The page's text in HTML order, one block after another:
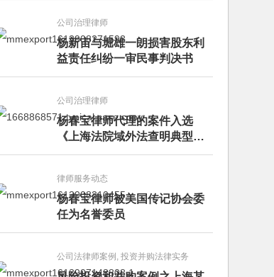
公司治理律师
杨新宙与堀雄一朗损害股东利
益责任纠纷一审民事判决书
公司治理律师
杨春宝律师代理的案件入选
《上海法院域外法查明典型案
例》
律师服务动态
杨春宝律师被美国传记协会委
任为名誉委员
公司法律师案例, 投资并购法律实务